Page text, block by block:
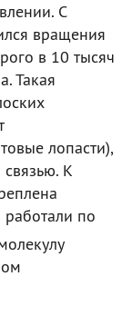
С
вращения
в 10 тысяч
Такая
лопасти),
К
работали по